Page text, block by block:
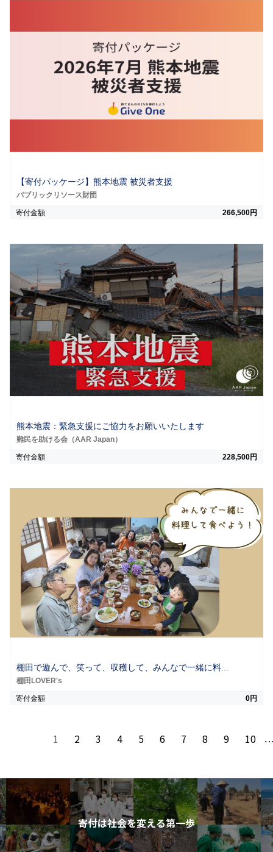
【寄付パッケージ】熊本地震 被災者支援
パブリックリソース財団
寄付金額 266,500円
熊本地震：緊急支援にご協力をお願いいたします
難民を助ける会（AAR Japan）
寄付金額 228,500円
棚田で遊んで、笑って、収穫して、みんなで一緒に料...
棚田LOVER's
寄付金額 0円
1 2 3 4 5 6 7 8 9 10
寄付は社会を変える第一歩